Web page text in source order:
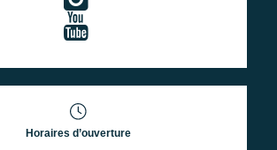
Horaires d’ouverture